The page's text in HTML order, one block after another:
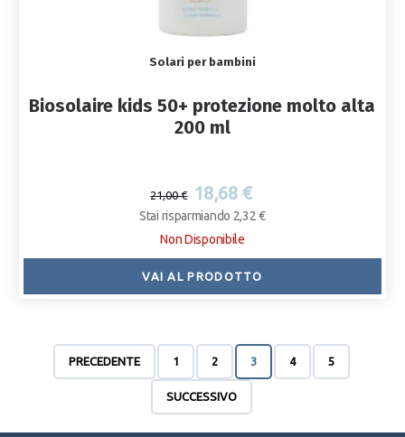
Solari per bambini
Biosolaire kids 50+ protezione molto alta
200 ml
21,00 € 18,68 €
Stai risparmiando 2,32 €
Non Disponibile
VAI AL PRODOTTO
PRECEDENTE 1 2 3 4 5
SUCCESSIVO